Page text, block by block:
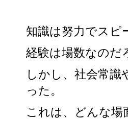
知識は努力でスピ
経験は場数なのだ
しかし、社会常
った。
これは、どんな場